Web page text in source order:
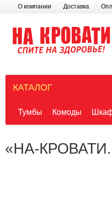
О компании Доставка
КАТАЛОГ
Тумбы Комоды
«НА-